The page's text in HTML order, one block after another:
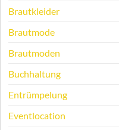
Brautkleider
Brautmode
Brautmoden
Buchhaltung
Entrümpelung
Eventlocation